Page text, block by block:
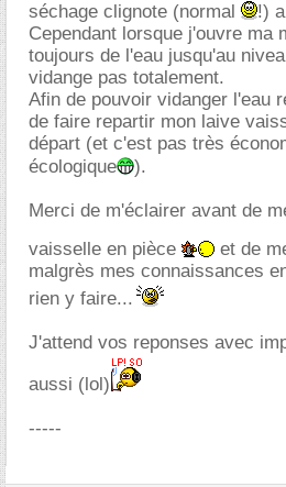
séchage clignote (normal
!)
Cependant lorsque j'ouvre ma
toujours de l'eau jusqu'au
vidange pas totalement.
Afin de pouvoir vidanger l'eau
de faire repartir mon laive
départ (et c'est pas très
écologique
).
Merci de m'éclairer avant de
vaisselle en pièce
et de
malgrès mes connaissances
rien y faire...
J'attend vos reponses avec
aussi (lol)
-----